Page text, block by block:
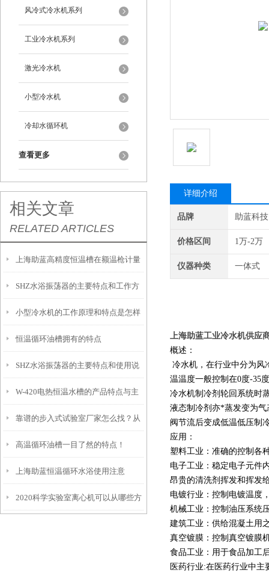
风冷式冷水机系列
工业冷水机系列
激光冷水机
小型冷水机
冷却水循环机
查看更多
相关文章
RELATED ARTICLES
上海助蓝高精度恒温槽在额温枪计量
校准上的广泛应用
SHZ水浴振荡器的主要特点和工作方
式是怎样的
小型冷水机的工作原理和特点是怎样
的？
恒温循环油槽拥有的特点
SHZ水浴振荡器的主要特点和使用说
明
W-420电热恒温水槽的产品特点与主
要特征概述
靠谱的步入式试验室厂家怎么找？从
信誉和资质入手
高温循环油槽一目了然的特点！
上海助蓝恒温循环水浴使用注意
2020科学实验室离心机可以从哪些方
详细介绍
品牌 助蓝科技
价格区间 1万-2万
仪器种类 一体式
上海助蓝工业冷水机供应
概述：
冷水机，在行业中分为风
温温度一般控制在0度-35
冷水机制冷剂轮回系统时
液态制冷剂亦*蒸发变为
阀节流后变成低温低压制
应用：
塑料工业：准确的控制各
电子工业：稳定电子元件
昂贵的清洗剂挥发和挥发
电镀行业：控制电镀温度
机械工业：控制油压系统
建筑工业：供给混凝土用
真空镀膜：控制真空镀膜
食品工业：用于食品加工
医药行业:在医药行业中